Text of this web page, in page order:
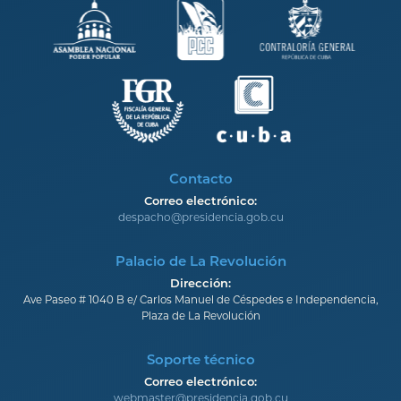
Contacto
Correo electrónico:
despacho@presidencia.gob.cu
Palacio de La Revolución
Dirección:
Ave Paseo # 1040 B e/ Carlos Manuel de Céspedes e Independencia,
Plaza de La Revolución
Soporte técnico
Correo electrónico:
webmaster@presidencia.gob.cu